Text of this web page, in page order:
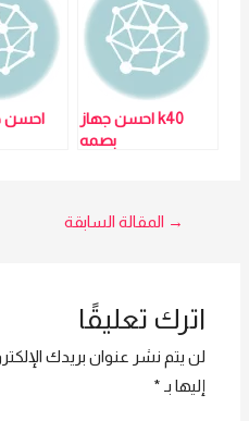
كروت هديه
k40 احسن جهاز
بصمه
احسن
تصفّح
→ المقالة السابقة
اترك تعليقًا
لن يتم نشر عنوان بريدك
إليها بـ *